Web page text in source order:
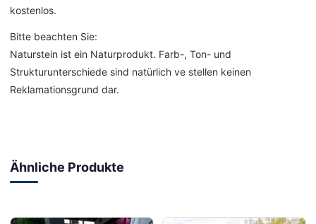
kostenlos.
Bitte beachten Sie:
Naturstein ist ein Naturprodukt. Farb-, Ton- und
Strukturunterschiede sind natürlich ve stellen keinen
Reklamationsgrund dar.
Ähnliche Produkte